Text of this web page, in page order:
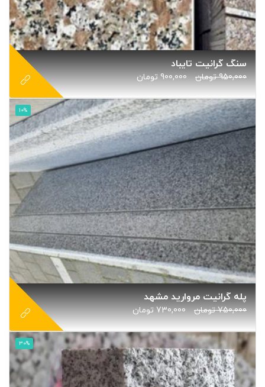
سنگ گرانیت تایباد
950,000 تومان 900,000 تومان
10%
پله گرانیت مروارید مشهد
750,000 تومان 730,000 تومان
30%